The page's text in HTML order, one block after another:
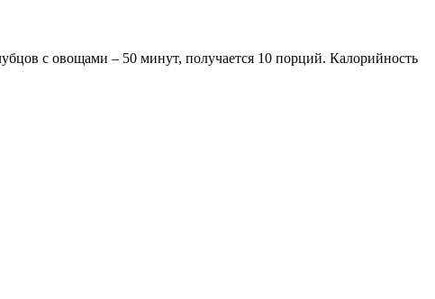
с овощами – 50 минут, получается 10 порций. Калорийность